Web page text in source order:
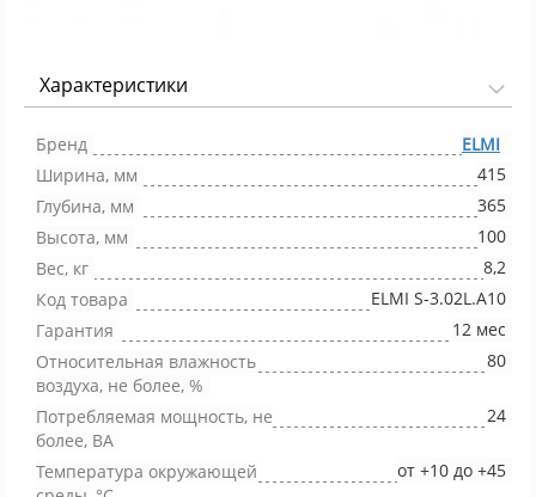
Характеристики
Бренд
ELMI
Ширина, мм
415
Глубина, мм
365
Высота, мм
100
Вес, кг
8,2
Код товара
ELMI S-3.02L.А10
Гарантия
12 мес
Относительная влажность
воздуха, не более, %
80
Потребляемая мощность, не
более, ВА
24
Температура окружающей
от +10 до +45